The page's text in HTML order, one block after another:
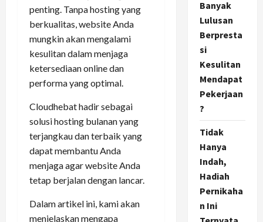
penting. Tanpa hosting yang
berkualitas, website Anda
mungkin akan mengalami
kesulitan dalam menjaga
ketersediaan online dan
performa yang optimal.
Cloudhebat hadir sebagai
solusi hosting bulanan yang
terjangkau dan terbaik yang
dapat membantu Anda
menjaga agar website Anda
tetap berjalan dengan lancar.
Dalam artikel ini, kami akan
menjelaskan mengapa
Banyak
Lulusan
Berpresta
si
Kesulitan
Mendapat
Pekerjaan
?
Tidak
Hanya
Indah,
Hadiah
Pernikaha
n Ini